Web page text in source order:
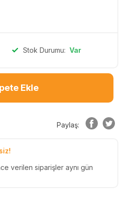
Stok Durumu:Var
Ekle
Paylaş:
verilen siparişler aynı gün